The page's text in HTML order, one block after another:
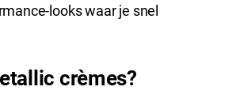
looks waar je snel
crèmes?